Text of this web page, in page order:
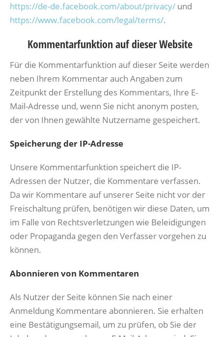
https://de-de.facebook.com/about/privacy/ und
https://www.facebook.com/legal/terms/.
Kommentarfunktion auf dieser Website
Für die Kommentarfunktion auf dieser Seite werden
neben Ihrem Kommentar auch Angaben zum
Zeitpunkt der Erstellung des Kommentars, Ihre E-
Mail-Adresse und, wenn Sie nicht anonym posten,
der von Ihnen gewählte Nutzername gespeichert.
Speicherung der IP-Adresse
Unsere Kommentarfunktion speichert die IP-
Adressen der Nutzer, die Kommentare verfassen.
Da wir Kommentare auf unserer Seite nicht vor der
Freischaltung prüfen, benötigen wir diese Daten, um
im Falle von Rechtsverletzungen wie Beleidigungen
oder Propaganda gegen den Verfasser vorgehen zu
können.
Abonnieren von Kommentaren
Als Nutzer der Seite können Sie nach einer
Anmeldung Kommentare abonnieren. Sie erhalten
eine Bestätigungsemail, um zu prüfen, ob Sie der